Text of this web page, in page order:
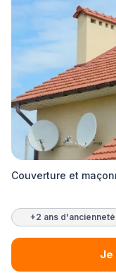
Couverture et
+2 ans d'ancienneté
Je